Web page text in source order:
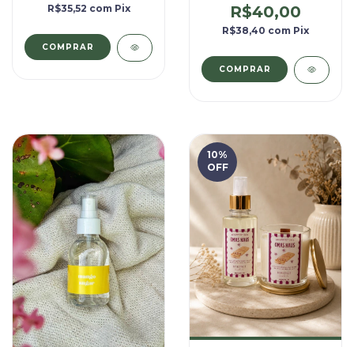
R$35,52 com Pix
COMPRAR
R$40,00
R$38,40 com Pix
10%
OFF